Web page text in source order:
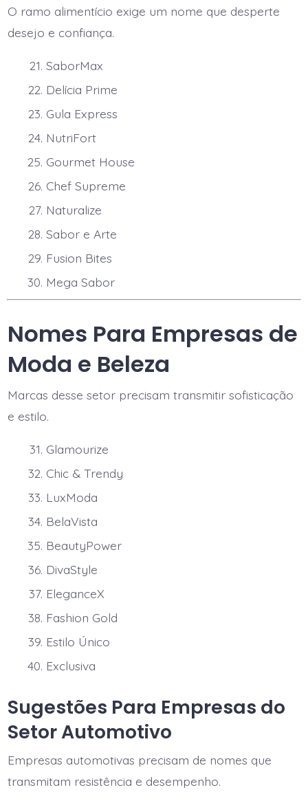
O ramo alimentício exige um nome que desperte
desejo e confiança.
SaborMax
Delícia Prime
Gula Express
NutriFort
Gourmet House
Chef Supreme
Naturalize
Sabor e Arte
Fusion Bites
Mega Sabor
Nomes Para Empresas de
Moda e Beleza
Marcas desse setor precisam transmitir sofisticação
e estilo.
Glamourize
Chic & Trendy
LuxModa
BelaVista
BeautyPower
DivaStyle
EleganceX
Fashion Gold
Estilo Único
Exclusiva
Sugestões Para Empresas do
Setor Automotivo
Empresas automotivas precisam de nomes que
transmitam resistência e desempenho.